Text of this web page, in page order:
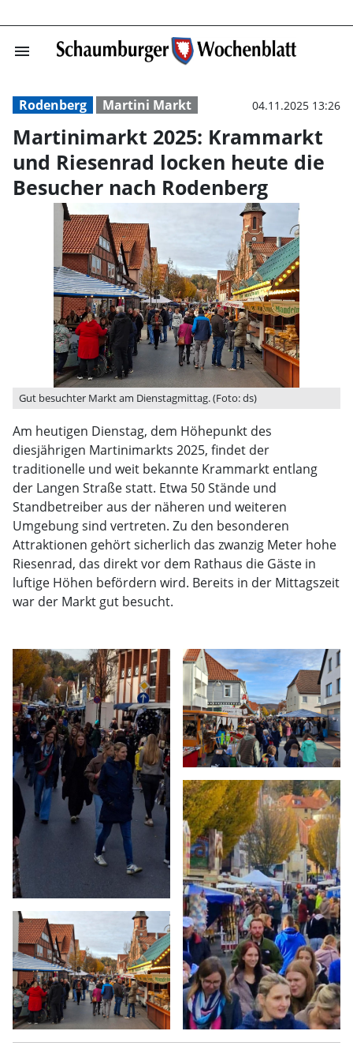
menu Martinimarkt
Rodenberg Martini Markt 04.11.2025 13:26
Martinimarkt 2025: Krammarkt
und Riesenrad locken heute die
Besucher nach Rodenberg
Gut besuchter Markt am Dienstagmittag. (Foto: ds)
Am heutigen Dienstag, dem Höhepunkt des
diesjährigen Martinimarkts 2025, findet der
traditionelle und weit bekannte Krammarkt entlang
der Langen Straße statt. Etwa 50 Stände und
Standbetreiber aus der näheren und weiteren
Umgebung sind vertreten. Zu den besonderen
Attraktionen gehört sicherlich das zwanzig Meter hohe
Riesenrad, das direkt vor dem Rathaus die Gäste in
luftige Höhen befördern wird. Bereits in der Mittagszeit
war der Markt gut besucht.